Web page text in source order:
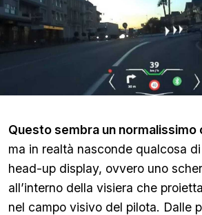
Questo sembra un normalissimo
ma in realtà nasconde qualcosa
head-up display, ovvero uno
all’interno della visiera che
nel campo visivo del pilota. Dalle